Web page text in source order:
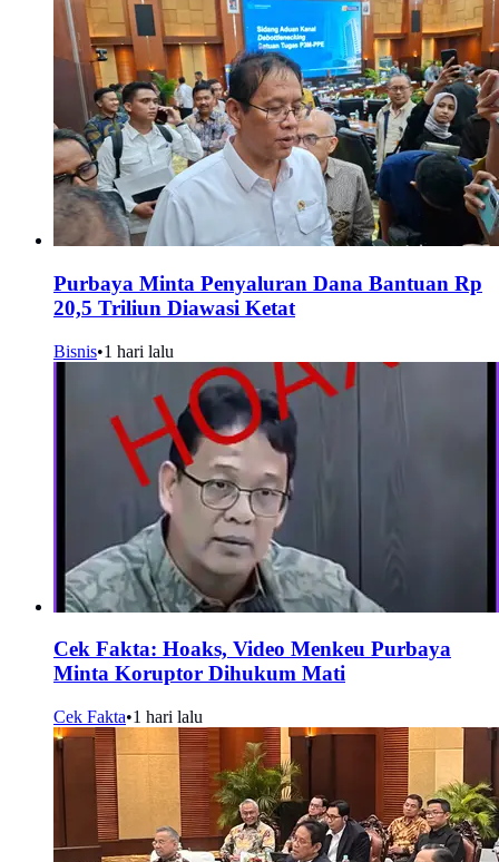
Purbaya Minta Penyaluran Dana Bantuan Rp
20,5 Triliun Diawasi Ketat
Bisnis•1 hari lalu
Cek Fakta: Hoaks, Video Menkeu Purbaya
Minta Koruptor Dihukum Mati
Cek Fakta•1 hari lalu